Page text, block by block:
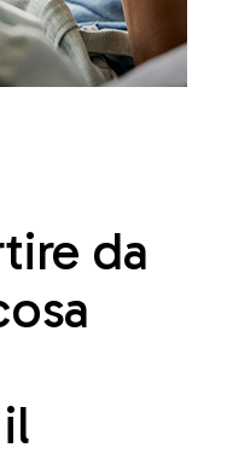
da